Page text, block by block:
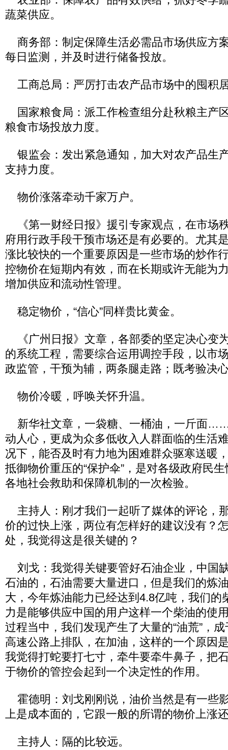
蔬菜供应。
商务部：制定保障生活必需品市场供应方
每日监测，并及时进行储备投放。
工商总局：严厉打击农产品市场中的囤积
国家粮食局：派工作检查组分赴秋粮主产
粮食市场投放力度。
银监会：发出紧急通知，加大对农产品生
支持力度。
物价涨落牵动千家万户。
《第一财经日报》援引专家观点，在市场
府用行政手段干预市场还是有必要的。尤其
涨比较快的一个重要原因是一些市场的炒作
控物价在短期内有效，而在长期或许无能为
增加供应和流动性管理。
稳定物价，“信心”同样贵比黄金。
《广州日报》文章，各部委的坚定决心变
的系统工程，需要综合运用调控手段，以市
政监管，干预为辅，两条腿走路；既考验决
物价冷暖，呼唤关怀升温。
新华社文章，一袋糖、一桶油，一斤面
动人心，更成为众多低收入人群面临的生活
况下，能否及时有力地为困难群众驱寒送暖
抵御物价重压的“保护伞”，是对各级政府民
各地社会救助和保障机制的一次检验。
主持人：刚才我们一起听了媒体的评论，
价的过快上涨，两位有怎样好的建议没有？
处，我觉得这是很关键的？
刘戈：我觉得关键要管好石油企业，中国
石油的，石油需要大量进口，但是我们的炼
大，今年炼油能力已经达到4.8亿吨，我们的
力是能够供应中国的用户这样一个柴油的使
过程当中，我们发现产生了大量的“油荒”，
高速公路上排队，在加油，这样的一个原因
我觉得打蛇要打七寸，牵牛要牵牛鼻子，把
于物价的管控会起到一个决定性的作用。
霍德明：刘戈刚刚说，油价当然是有一些
上是成本面的，它跟一般的所谓的物价上涨
主持人：隔的比较远。